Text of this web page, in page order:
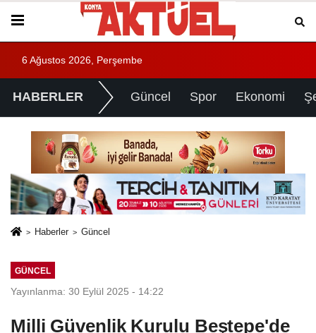
6 Ağustos 2026, Perşembe
HABERLER Güncel Spor Ekonomi
Haberler Güncel
GÜNCEL
Yayınlanma: 30 Eylül 2025 - 14:22
Milli Güvenlik Kurulu Beştepe'de